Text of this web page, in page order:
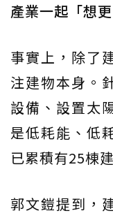
產業一起「想更
事實上，除了
注建物本身。
設備、設置太
是低耗能、低
已累積有25棟
郭文鎧提到，